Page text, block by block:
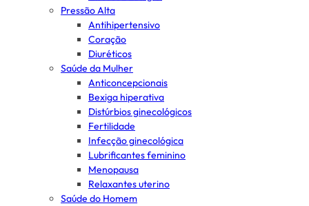
Pressão Alta
Antihipertensivo
Coração
Diuréticos
Saúde da Mulher
Anticoncepcionais
Bexiga hiperativa
Distúrbios ginecológicos
Fertilidade
Infecção ginecológica
Lubrificantes feminino
Menopausa
Relaxantes uterino
Saúde do Homem